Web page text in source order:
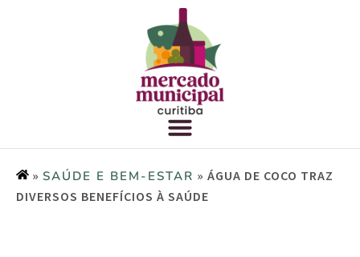
» SAÚDE E BEM-ESTAR » ÁGUA DE COCO TRAZ
DIVERSOS BENEFÍCIOS À SAÚDE